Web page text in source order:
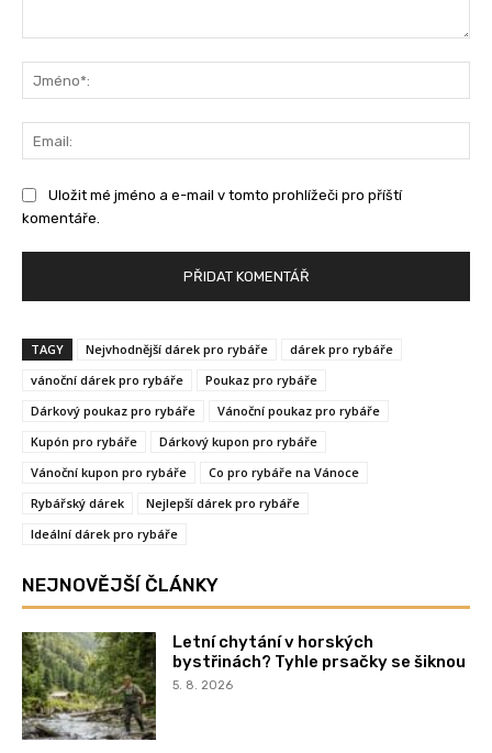
Uložit mé jméno a e-mail v tomto prohlížeči pro příští
komentáře.
TAGY Nejvhodnější dárek pro rybáře
dárek pro rybáře
vánoční dárek pro rybáře
Poukaz pro rybáře
Dárkový poukaz pro rybáře
Vánoční poukaz pro rybáře
Kupón pro rybáře
Dárkový kupon pro rybáře
Vánoční kupon pro rybáře
Co pro rybáře na Vánoce
Rybářský dárek
Nejlepší dárek pro rybáře
Ideální dárek pro rybáře
NEJNOVĚJŠÍ ČLÁNKY
Letní chytání v horských
bystřinách? Tyhle prsačky se šiknou
5. 8. 2026